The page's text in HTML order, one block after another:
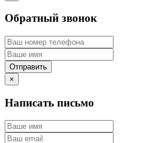
Обратный звонок
×
Написать письмо